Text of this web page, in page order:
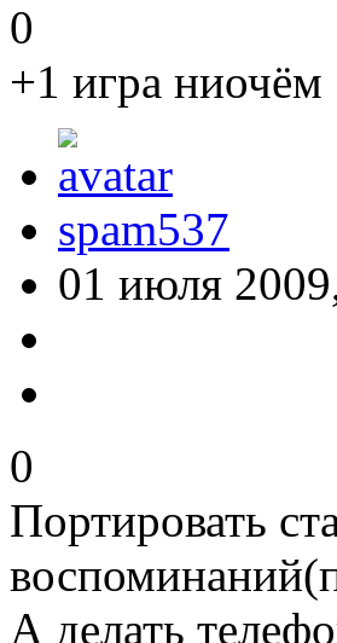
0
+1 игра ниочём
spam537
01 июля
0
Портировать
А делать